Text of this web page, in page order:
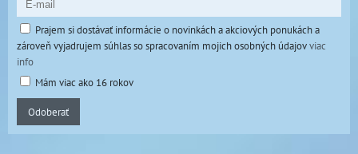
Prajem si dostávať informácie o novinkách a akciových ponukách a
zároveň vyjadrujem súhlas so spracovaním mojich osobných údajovviac
info
Mám viac ako 16 rokov
Odoberať